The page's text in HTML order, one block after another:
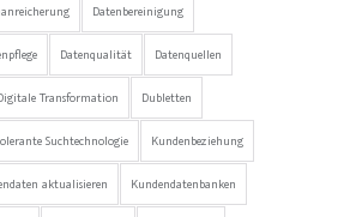
Datenbereinigung
Datenqualität Datenquellen
Transformation Dubletten
Suchtechnologie Kundenbeziehung
aktualisieren Kundendatenbanken